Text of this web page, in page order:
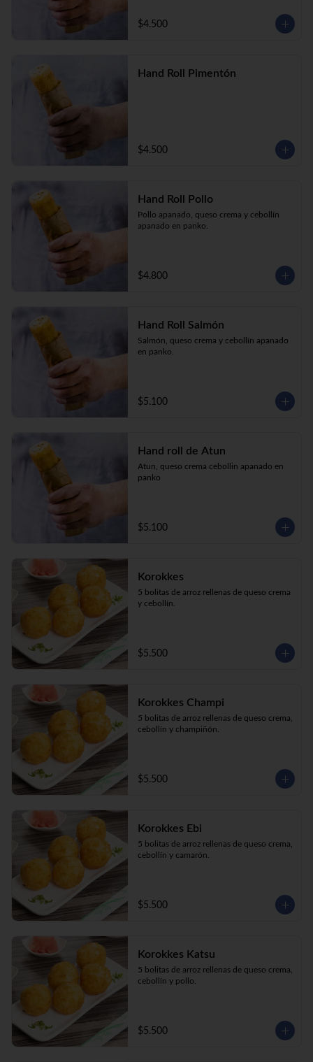
$4.500
Hand Roll Pimentón
$4.500
Hand Roll Pollo
Pollo apanado, queso crema y cebollín
apanado en panko.
$4.800
Hand Roll Salmón
Salmón, queso crema y cebollín apanado
en panko.
$5.100
Hand roll de Atun
Atun, queso crema cebollin apanado en
panko
$5.100
Korokkes
5 bolitas de arroz rellenas de queso crema
y cebollín.
$5.500
Korokkes Champi
5 bolitas de arroz rellenas de queso crema,
cebollín y champiñón.
$5.500
Korokkes Ebi
5 bolitas de arroz rellenas de queso crema,
cebollín y camarón.
$5.500
Korokkes Katsu
5 bolitas de arroz rellenas de queso crema,
cebollín y pollo.
$5.500